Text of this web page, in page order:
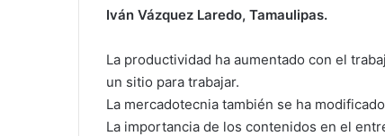
Iván Vázquez Laredo, Tamaulipas.
La productividad ha aumentado con el
un sitio para trabajar.
La mercadotecnia también se ha
La importancia de los contenidos en el